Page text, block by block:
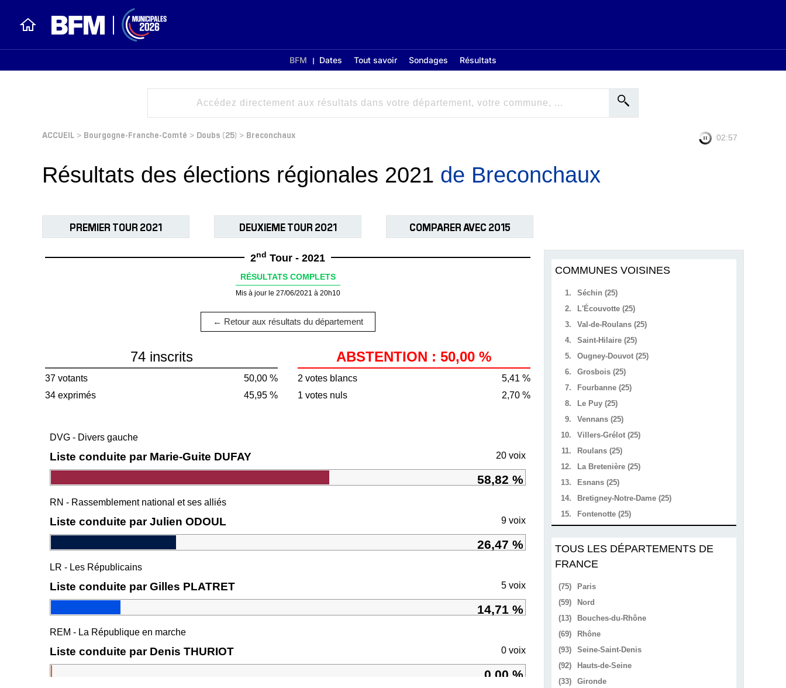
BFM Dates Tout savoir Sondages Résultats
ACCUEIL > Bourgogne-Franche-Comté > Doubs (25) > Breconchaux 02:56
Résultats des élections régionales 2021 de Breconchaux
PREMIER TOUR 2021 DEUXIEME TOUR 2021 COMPARER AVEC 2015
2nd Tour - 2021
RÉSULTATS COMPLETS
Mis à jour le 27/06/2021 à 20h10
← Retour aux résultats du département
74 inscrits
37 votants
50,00 %
34 exprimés
45,95 %
ABSTENTION : 50,00 %
2 votes blancs
5,41 %
1 votes nuls
2,70 %
DVG - Divers gauche
Liste conduite par Marie-Guite DUFAY 20 voix
58,82 %
RN - Rassemblement national et ses alliés
Liste conduite par Julien ODOUL 9 voix
26,47 %
LR - Les Républicains
Liste conduite par Gilles PLATRET 5 voix
14,71 %
REM - La République en marche
Liste conduite par Denis THURIOT 0 voix
0,00 %
COMMUNES VOISINES
1.
Séchin (25)
2.
L'Écouvotte (25)
3.
Val-de-Roulans (25)
4.
Saint-Hilaire (25)
5.
Ougney-Douvot (25)
6.
Grosbois (25)
7.
Fourbanne (25)
8.
Le Puy (25)
9.
Vennans (25)
10.
Villers-Grélot (25)
11.
Roulans (25)
12.
La Bretenière (25)
13.
Esnans (25)
14.
Bretigney-Notre-Dame (25)
15.
Fontenotte (25)
TOUS LES DÉPARTEMENTS DE
FRANCE
(75)
Paris
(59)
Nord
(13)
Bouches-du-Rhône
(69)
Rhône
(93)
Seine-Saint-Denis
(92)
Hauts-de-Seine
(33)
Gironde